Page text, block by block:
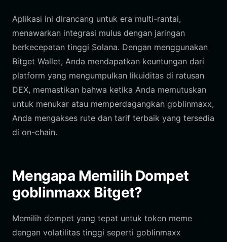
Aplikasi ini dirancang untuk era multi-rantai,
menawarkan integrasi mulus dengan jaringan
berkecepatan tinggi Solana. Dengan menggunakan
Bitget Wallet, Anda mendapatkan keuntungan dari
platform yang mengumpulkan likuiditas di ratusan
DEX, memastikan bahwa ketika Anda memutuskan
untuk menukar atau memperdagangkan goblinmaxx,
Anda mengakses rute dan tarif terbaik yang tersedia
di on-chain.
Mengapa Memilih Dompet
goblinmaxx Bitget?
Memilih dompet yang tepat untuk token meme
dengan volatilitas tinggi seperti goblinmaxx